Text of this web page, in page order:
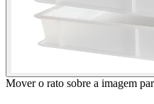
Mover o rato sobre a imagem